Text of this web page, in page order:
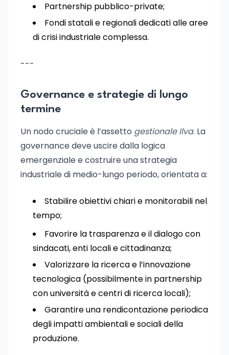
Partnership pubblico-private;
Fondi statali e regionali dedicati alle aree
di crisi industriale complessa.
---
Governance e strategie di lungo
termine
Un nodo cruciale è l’assetto gestionale Ilva. La
governance deve uscire dalla logica
emergenziale e costruire una strategia
industriale di medio-lungo periodo, orientata a:
Stabilire obiettivi chiari e monitorabili nel
tempo;
Favorire la trasparenza e il dialogo con
sindacati, enti locali e cittadinanza;
Valorizzare la ricerca e l’innovazione
tecnologica (possibilmente in partnership
con università e centri di ricerca locali);
Garantire una rendicontazione periodica
degli impatti ambientali e sociali della
produzione.